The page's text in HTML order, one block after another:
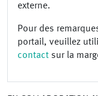
externe.
Pour des
portail, veuillez
contact sur la